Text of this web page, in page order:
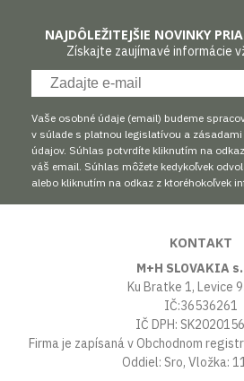
NAJDÔLEŽITEJŠIE NOVINKY
Získajte zaujímavé informácie
Vaše osobné údaje (email) budeme
v súlade s platnou legislatívou a
údajov. Súhlas potvrdíte kliknutím na
váš email. Súhlas môžete kedykoľvek
alebo kliknutím na odkaz z ktoréhokoľvek
KONTAKT
M+H SLOVAKIA
Ku Bratke 1, Levice
IČ:36536261
IČ DPH:
Firma je zapísaná v Obchodnom
Oddiel: Sro, Vložka: